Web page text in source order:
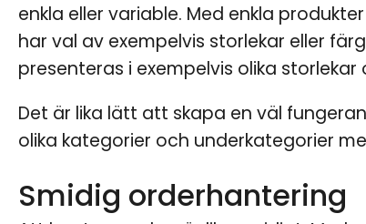
enkla eller variable. Med enkla
har val av exempelvis storlekar eller
presenteras i exempelvis olika storlekar
Det är lika lätt att skapa en väl
olika kategorier och underkategorier
Smidig orderhantering